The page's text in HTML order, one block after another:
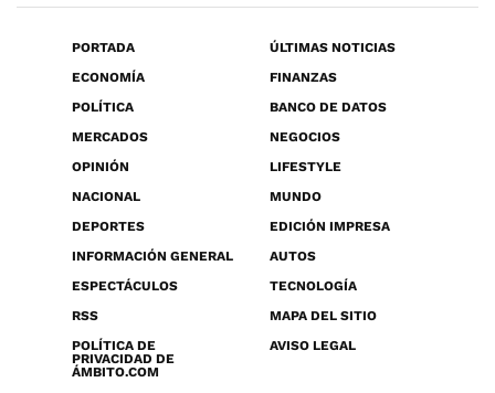
PORTADA
ÚLTIMAS NOTICIAS
ECONOMÍA
FINANZAS
POLÍTICA
BANCO DE DATOS
MERCADOS
NEGOCIOS
OPINIÓN
LIFESTYLE
NACIONAL
MUNDO
DEPORTES
EDICIÓN IMPRESA
INFORMACIÓN GENERAL
AUTOS
ESPECTÁCULOS
TECNOLOGÍA
RSS
MAPA DEL SITIO
POLÍTICA DE
PRIVACIDAD DE
ÁMBITO.COM
AVISO LEGAL